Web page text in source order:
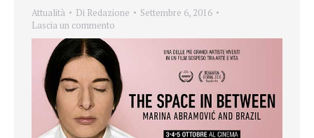
Attualità Di Redazione
Settembre 6, 2016
Lascia un commento